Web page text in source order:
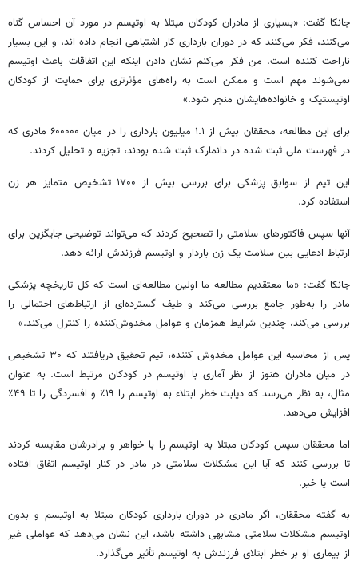
جانکا گفت: «بسیاری از مادران کودکان مبتلا به اوتیسمدر مورد آن احساس گناه
می‌کنند، فکر می‌کنند که در دوران بارداری کار اشتباهی انجام داده اند، و این بسیار
ناراحت کننده است. من فکر می‌کنم نشان دادن اینکه این اتفاقات باعث اوتیسم
نمی‌شوند مهم است و ممکن است به راه‌های مؤثرتریبرای حمایت از کودکان
اوتیستیک و خانواده‌هایشان منجر شود.»
برای این مطالعه، محققان بیش از ۱.۱ میلیون بارداری را در میان ۶۰۰۰۰۰ مادری که
در فهرست ملی ثبت شده در دانمارک ثبت شده بودند، تجزیه و تحلیل کردند.
این تیم از سوابق پزشکی برای بررسی بیش از ۱۷۰۰ تشخیص متمایز هر زن
استفاده کرد.
آنها سپس فاکتورهای سلامتی را تصحیح کردند که می‌تواند توضیحی جایگزین برای
ارتباط ادعایی بین سلامت یک زن باردار و اوتیسم فرزندش ارائه دهد.
جانکا گفت: «ما معتقدیم مطالعه ما اولین مطالعه‌ای است که کل تاریخچه پزشکی
مادر را به‌طور جامع بررسی می‌کند و طیف گسترده‌ای از ارتباط‌های احتمالی را
بررسی می‌کند، چندین شرایط همزمان و عوامل مخدوش‌کننده را کنترل می‌کند.»
پس از محاسبه این عوامل مخدوش کننده، تیم تحقیق دریافتند که ۳۰ تشخیص
در میان مادران هنوز از نظر آماری با اوتیسمدر کودکان مرتبط است. به عنوان
مثال، به نظر می‌رسد که دیابت خطر ابتلاء به اوتیسم
را ۱۹٪ و افسردگی را تا ۴۹٪
افزایش می‌دهد.
اما محققان سپس کودکان مبتلا به اوتیسمرا با خواهر و برادرشان مقایسه کردند
تا بررسی کنند که آیا این مشکلات سلامتی در مادر در کنار اوتیسماتفاق افتاده
است یا خیر.
به گفته محققان، اگر مادری در دوران بارداری کودکان مبتلا به اوتیسم و بدون
اوتیسم مشکلات سلامتی مشابهی داشته باشد، این نشان می‌دهد که عواملی غیر
از بیماری او بر خطر ابتلای فرزندش به اوتیسم تأثیر می‌گذارد.